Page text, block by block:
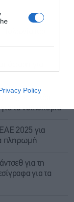
Policy
και
για
τα νοικοκυριά
2025 για
πληρωμή
για τη
για τα